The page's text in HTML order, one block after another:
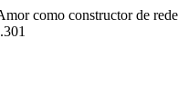
como constructor de